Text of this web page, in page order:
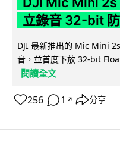
立錄音 32-bit
DJI 最新推出的 Mic Mini
音，並首度下放 32-bit
閱讀全文
256 1 ↗ 分享